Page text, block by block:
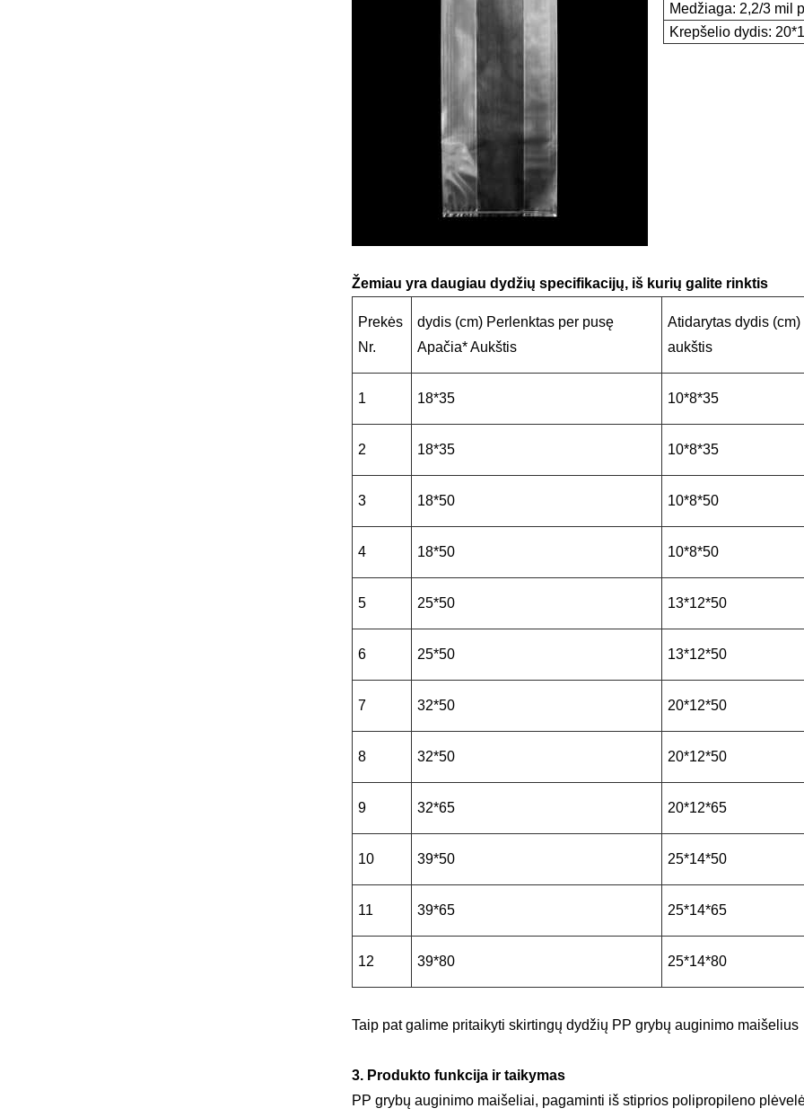
Medžiaga: 2,2/3 mil
Krepšelio dydis:
Žemiau yra daugiau dydžių specifikacijų, iš kurių galite rinktis
Prekės
Nr.
dydis (cm) Perlenktas per pusę
Apačia* Aukštis
Atidarytas dydis
aukštis
1 18*35 10*8*35
2 18*35 10*8*35
3 18*50 10*8*50
4 18*50 10*8*50
5 25*50 13*12*50
6 25*50 13*12*50
7 32*50 20*12*50
8 32*50 20*12*50
9 32*65 20*12*65
10 39*50 25*14*50
11 39*65 25*14*65
12 39*80 25*14*80
Taip pat galime pritaikyti skirtingų dydžių PP grybų auginimo maišelius
3. Produkto funkcija ir taikymas
PP grybų auginimo maišeliai, pagaminti iš stiprios polipropileno